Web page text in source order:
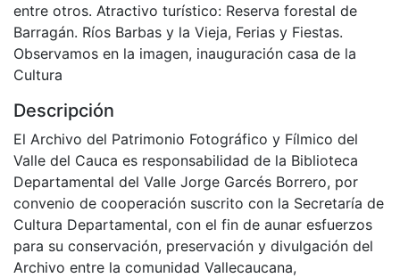
entre otros. Atractivo turístico: Reserva forestal de
Barragán. Ríos Barbas y la Vieja, Ferias y Fiestas.
Observamos en la imagen, inauguración casa de la
Cultura
Descripción
El Archivo del Patrimonio Fotográfico y Fílmico del
Valle del Cauca es responsabilidad de la Biblioteca
Departamental del Valle Jorge Garcés Borrero, por
convenio de cooperación suscrito con la Secretaría de
Cultura Departamental, con el fin de aunar esfuerzos
para su conservación, preservación y divulgación del
Archivo entre la comunidad Vallecaucana,